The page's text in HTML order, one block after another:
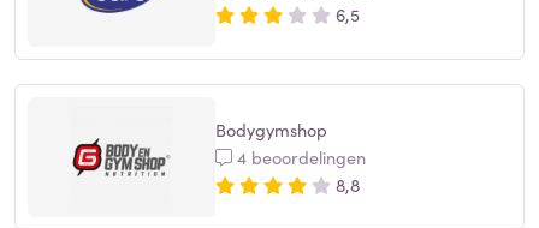
6,5
Bodygymshop
4 beoordelingen
8,8